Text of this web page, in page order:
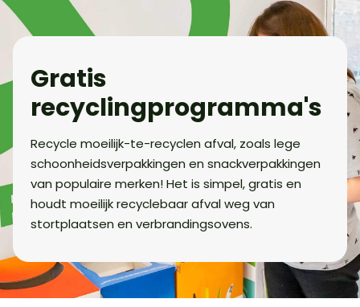
Gratis
recyclingprogramma's
Recycle moeilijk-te-recyclen afval, zoals lege
schoonheidsverpakkingen en snackverpakkingen
van populaire merken! Het is simpel, gratis en
houdt moeilijk recyclebaar afval weg van
stortplaatsen en verbrandingsovens.